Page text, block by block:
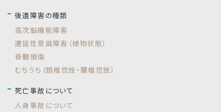
後遺障害の種類
高次脳機能障害
遷延性意識障害（植物状態）
脊髄損傷
むちうち（頚椎捻挫・腰椎捻挫）
死亡事故について
人身事故について